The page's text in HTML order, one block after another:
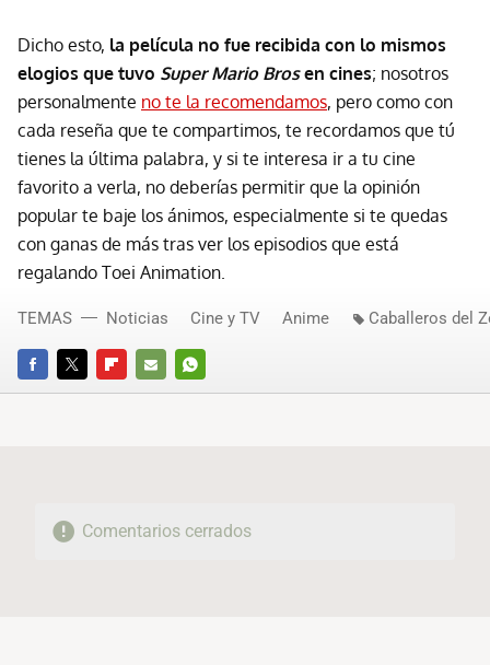
Dicho esto, la película no fue recibida con lo mismos
elogios que tuvo Super Mario Brosen cines; nosotros
personalmente no te la recomendamos, pero como con
cada reseña que te compartimos, te recordamos que tú
tienes la última palabra, y si te interesa ir a tu cine
favorito a verla, no deberías permitir que la opinión
popular te baje los ánimos, especialmente si te quedas
con ganas de más tras ver los episodios que está
regalando Toei Animation.
FACEBOOKTWITTERFLIPBOARD
E-
WHATSAPP
TEMAS Noticias Cine y TV Anime Caballeros del
Comentarios cerrados